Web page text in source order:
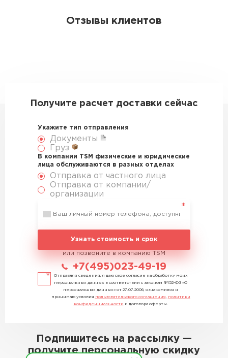
Отзывы клиентов
Получите расчет доставки сейчас
Укажите тип отправления
Документы
Груз
В компании TSM физические и юридические
лица обслуживаются в разных отделах
Отправка от частного лица
Отправка от компании/
организации
Узнать стоимость и срок
или позвоните в компанию TSM
+7(495)023-49-19
Отправляя сведения, я даю свое согласие на обработку моих
персональных данных в соответствии с законом №152-ФЗ «О
персональных данных» от 27.07.2006, ознакомился и
принимаю условия пользовательского соглашения
политики
конфиденциальности и договора оферты.
Подпишитесь на рассылку —
получите персональную скидку